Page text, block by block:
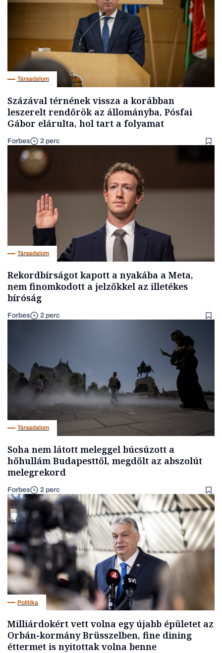
Társadalom
Százával térnének vissza a korábban
leszerelt rendőrök az állományba, Pósfai
Gábor elárulta, hol tart a folyamat
Forbes 2 perc
Társadalom
Rekordbírságot kapott a nyakába a Meta,
nem finomkodott a jelzőkkel az illetékes
bíróság
Forbes 2 perc
Társadalom
Soha nem látott meleggel búcsúzott a
hőhullám Budapesttől, megdőlt az abszolút
melegrekord
Forbes 2 perc
Politika
Milliárdokért vett volna egy újabb épületet az
Orbán-kormány Brüsszelben, fine dining
éttermet is nyitottak volna benne